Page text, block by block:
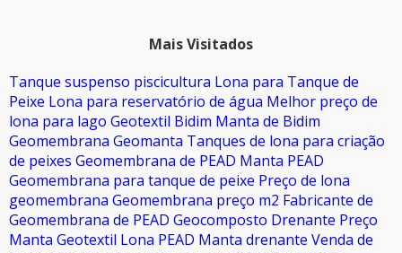
Mais Visitados
Tanque suspenso piscicultura Lona para Tanque de
Peixe Lona para reservatório de água Melhor preço de
lona para lago Geotextil Bidim Manta de Bidim
Geomembrana Geomanta Tanques de lona para criação
de peixes Geomembrana de PEAD Manta PEAD
Geomembrana para tanque de peixe Preço de lona
geomembrana Geomembrana preço m2 Fabricante de
Geomembrana de PEAD Geocomposto Drenante Preço
Manta Geotextil Lona PEAD Manta drenante Venda de